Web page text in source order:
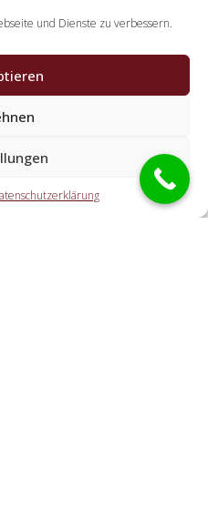
und Dienste zu verbessern.
die
jegliche Tätigkeiten,
erwarten. Hierzu